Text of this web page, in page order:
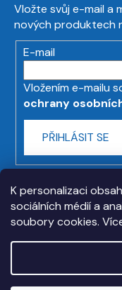
K personalizaci
sociálních médií a
soubory cookies.
Vložte svůj e-mail a
nových produktech
E-mail
Vložením e-mailu
ochrany
PŘIHLÁSIT SE